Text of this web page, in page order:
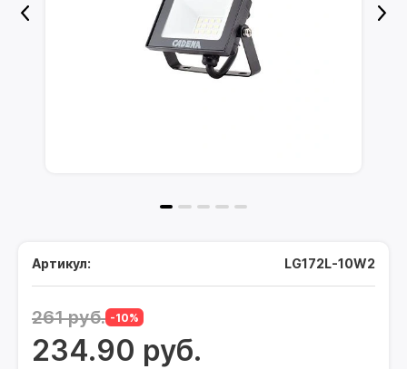
Артикул: LG172L-10W2
261 руб. -10%
234.90 руб.